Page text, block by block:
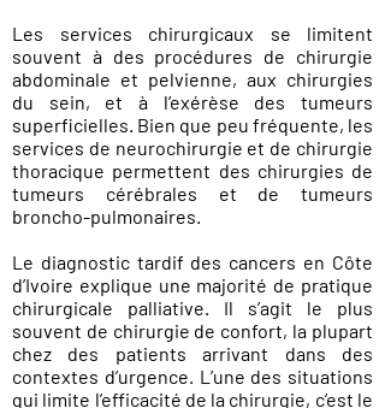
Les services chirurgicaux se limitent
souvent à des procédures de chirurgie
abdominale et pelvienne, aux chirurgies
du sein, et à l’exérèse des tumeurs
superficielles. Bien que peu fréquente, les
services de neurochirurgie et de chirurgie
thoracique permettent des chirurgies de
tumeurs cérébrales et de tumeurs
broncho-pulmonaires.
Le diagnostic tardif des cancers en Côte
d’Ivoire explique une majorité de pratique
chirurgicale palliative. Il s’agit le plus
souvent de chirurgie de confort, la plupart
chez des patients arrivant dans des
contextes d’urgence. L’une des situations
qui limite l’efficacité de la chirurgie, c’est le